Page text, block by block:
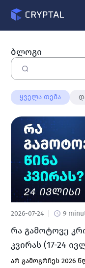
ბლოგი
ყველა თემა
2026-07-24 9
რა გამოტოვე
კვირას (17-24
AI გადახდები და
არ გამოგრჩეს 2026